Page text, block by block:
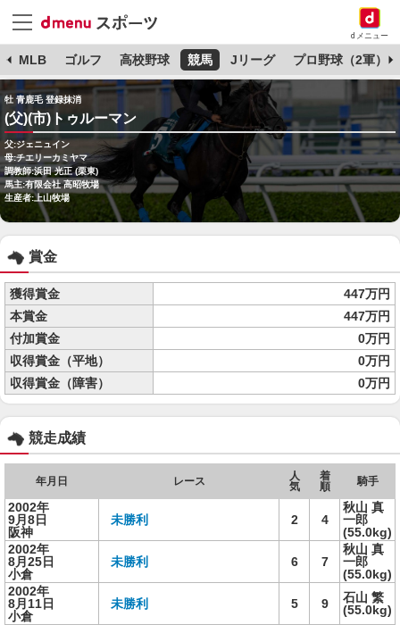
dメニュー
MLB ゴルフ 高校野球 競馬 Jリーグ プロ野球（2軍）
牡 青鹿毛 登録抹消
(父)(市)トゥルーマン
父:ジェニュイン
母:チエリーカミヤマ
調教師:浜田 光正 (栗東)
馬主:有限会社 高昭牧場
生産者:上山牧場
賞金
獲得賞金
447万円
本賞金
447万円
付加賞金
0万円
収得賞金（平地）
0万円
収得賞金（障害）
0万円
競走成績
年月日 レース
人
気
着
順
騎手
2002年
9月8日
阪神
未勝利 2 4
秋山 真
一郎
(55.0kg)
2002年
8月25日
小倉
未勝利 6 7
秋山 真
一郎
(55.0kg)
2002年
8月11日
小倉
未勝利 5 9
石山 繁
(55.0kg)